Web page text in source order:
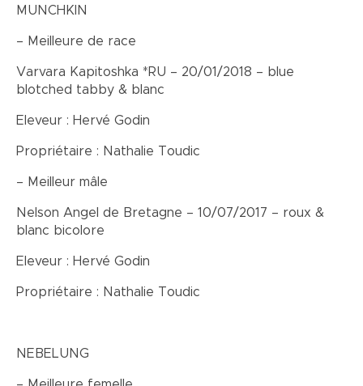
MUNCHKIN
– Meilleure de race
Varvara Kapitoshka *RU – 20/01/2018 – blue
blotched tabby & blanc
Eleveur : Hervé Godin
Propriétaire : Nathalie Toudic
– Meilleur mâle
Nelson Angel de Bretagne – 10/07/2017 – roux &
blanc bicolore
Eleveur : Hervé Godin
Propriétaire : Nathalie Toudic
NEBELUNG